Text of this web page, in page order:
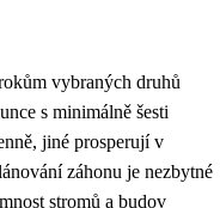
vybraných druhů
s minimálně šesti
jiné prosperují v
záhonu je nezbytné
stromů a budov